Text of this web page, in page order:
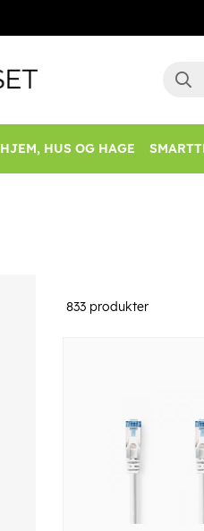
HJEM, HUS OG HAGE
833 produkter